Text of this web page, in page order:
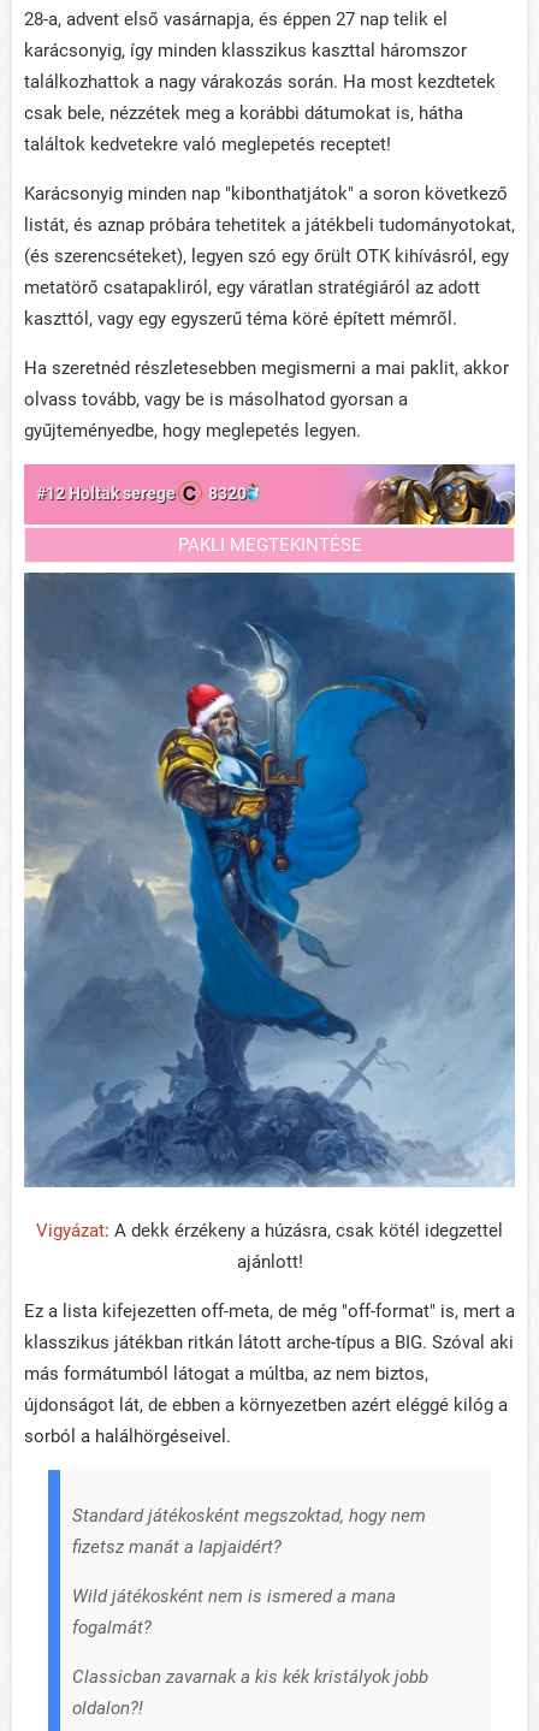
28-a, advent első vasárnapja, és éppen 27 nap telik el
karácsonyig, így minden klasszikus kaszttal háromszor
találkozhattok a nagy várakozás során. Ha most kezdtetek
csak bele, nézzétek meg a korábbi dátumokat is, hátha
találtok kedvetekre való meglepetés receptet!
Karácsonyig minden nap "kibonthatjátok" a soron következő
listát, és aznap próbára tehetitek a játékbeli tudományotokat,
(és szerencséteket), legyen szó egy őrült OTK kihívásról, egy
metatörő csatapakliról, egy váratlan stratégiáról az adott
kaszttól, vagy egy egyszerű téma köré épített mémről.
Ha szeretnéd részletesebben megismerni a mai paklit, akkor
olvass tovább, vagy be is másolhatod gyorsan a
gyűjteményedbe, hogy meglepetés legyen.
#12 Holtak serege 8320
PAKLI MEGTEKINTÉSE
Vigyázat: A dekk érzékeny a húzásra, csak kötél idegzettel
ajánlott!
Ez a lista kifejezetten off-meta, de még "off-format" is, mert a
klasszikus játékban ritkán látott arche-típus a BIG. Szóval aki
más formátumból látogat a múltba, az nem biztos,
újdonságot lát, de ebben a környezetben azért eléggé kilóg a
sorból a halálhörgéseivel.
Standard játékosként megszoktad, hogy nem
fizetsz manát a lapjaidért?
Wild játékosként nem is ismered a mana
fogalmát?
Classicban zavarnak a kis kék kristályok jobb
oldalon?!